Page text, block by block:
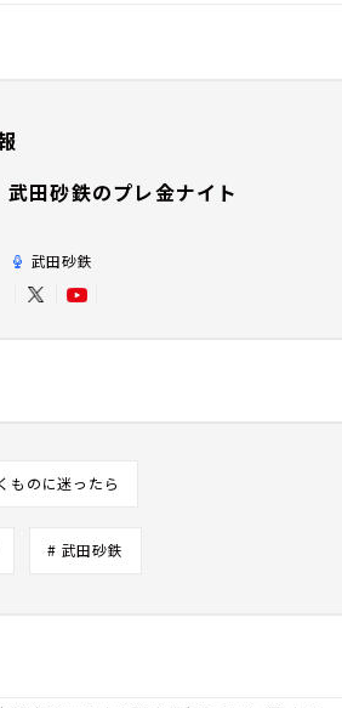
武田砂鉄のプレ金ナイト
武田砂鉄
ものに迷ったら
# 武田砂鉄